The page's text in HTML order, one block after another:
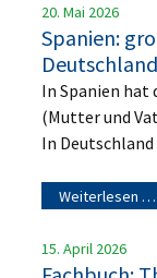
20. Mai 2026
Spanien:
In Spanien hat
(Mutter und
In
Weiterlesen …
15. April 2026